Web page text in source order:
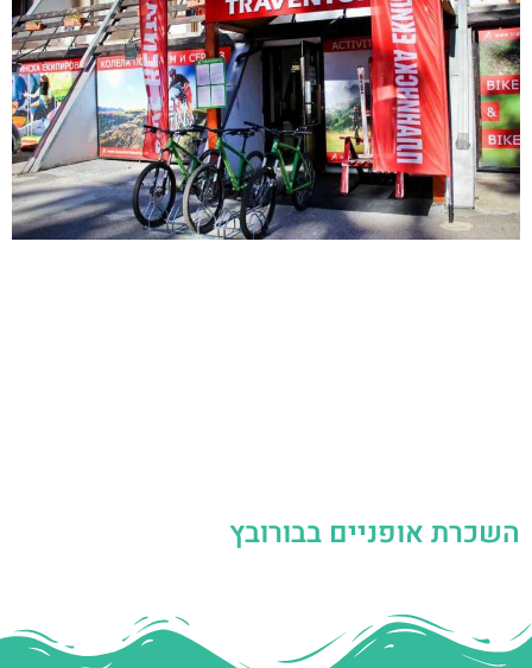
השכרת אופניים בבורובץ